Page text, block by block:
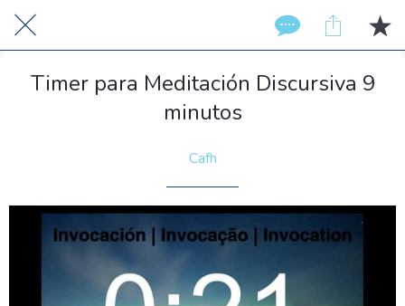
Timer para Meditación Discursiva 9
minutos
Cafh